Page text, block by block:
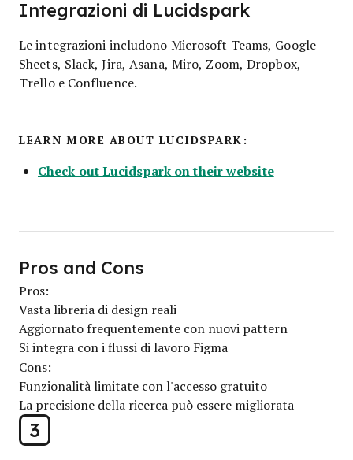
Integrazioni di Lucidspark
Le integrazioni includono Microsoft Teams, Google
Sheets, Slack, Jira, Asana, Miro, Zoom, Dropbox,
Trello e Confluence.
LEARN MORE ABOUT LUCIDSPARK:
Check out Lucidspark on their website
3
Pros and Cons
Pros:
Vasta libreria di design reali
Aggiornato frequentemente con nuovi pattern
Si integra con i flussi di lavoro Figma
Cons:
Funzionalità limitate con l'accesso gratuito
La precisione della ricerca può essere migliorata